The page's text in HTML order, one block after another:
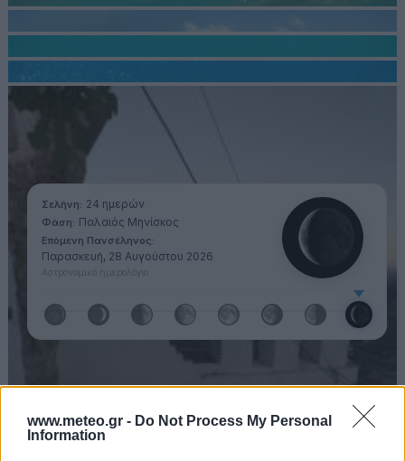
www.meteo.gr - Do Not Process My Personal
Information
4
Σελήνη: 24 ημερών
Φάση: Παλαιός Μηνίσκος
Επόμενη Πανσέληνος:
Παρασκευή, 28 Αυγούστου 2026
Αστρονομικό ημερολόγιο